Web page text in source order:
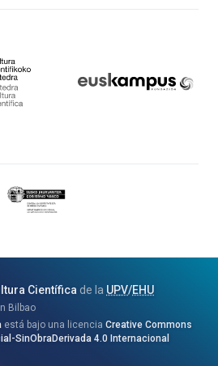
Eusko
Jaurlaritza
eta
Berrikuntza
Saila
Científica de la UPV/EHU
Bilbao
está bajo una licencia Creative Commons
SinObraDerivada 4.0 Internacional